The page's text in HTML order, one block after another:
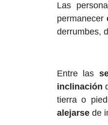
Las
permanecer
derrumbes,
Entre las
inclinación
tierra o
alejarse de